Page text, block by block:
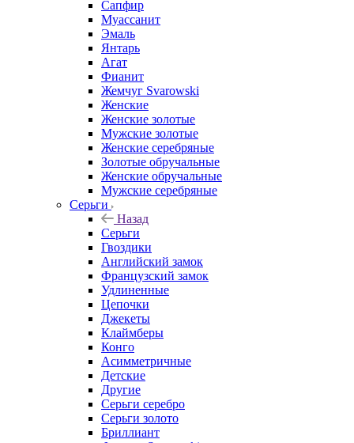
Сапфир
Муассанит
Эмаль
Янтарь
Агат
Фианит
Жемчуг Svarowski
Женские
Женские золотые
Мужские золотые
Женские серебряные
Золотые обручальные
Женские обручальные
Мужские серебряные
Серьги
Назад
Серьги
Гвоздики
Английский замок
Французский замок
Удлиненные
Цепочки
Джекеты
Клаймберы
Конго
Асимметричные
Детские
Другие
Серьги серебро
Серьги золото
Бриллиант